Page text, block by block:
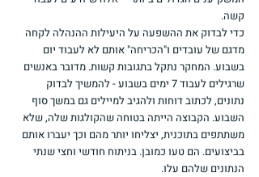
קשה.
כדי לבדוק את ההשפעה על היעילות ההנהלה לקחה
מדגם של עובדים ו"הכריחה" אותם לא לעבוד יום
בשבוע. המחקר נתקל בתגובות קשות. מדובר באנשים
שרגילים לעבוד 7 ימים בשבוע - להמשיך לבדוק
נתונים, לכתוב דוחות ולהגיב למיילים גם במשך סוף
השבוע. הקבוצה הייתה בטוחה שהקולגות שלה, שלא
משתתפים בתוכנית, יצליחו יותר מהם וכך יעברו אותם
בביצועים. הם טעו כמובן. בניתוח חודשי וחצי שנתי
הנתונים שלהם עלו.